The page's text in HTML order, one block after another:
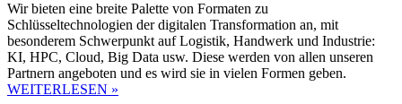
Wir bieten eine breite Palette von Formaten zu
Schlüsseltechnologien der digitalen Transformation an, mit
besonderem Schwerpunkt auf Logistik, Handwerk und Industrie:
KI, HPC, Cloud, Big Data usw. Diese werden von allen unseren
Partnern angeboten und es wird sie in vielen Formen geben.
WEITERLESEN »